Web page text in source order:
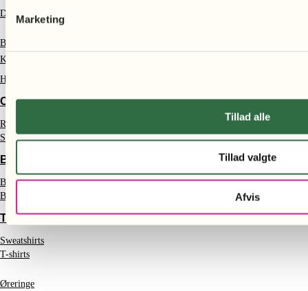
Marketing
Tillad alle
Tillad valgte
Afvis
Donation
Bliv støttemedlem
Kontakt
Handelsbetingelser
CERTIFIKATER
Regnskovscertifikater
Skovcertifikater
BØGER
Bøger om miljøet
Bøger om naturbevarelse
TØJ & SMYKKER
Sweatshirts
T-shirts
Øreringe